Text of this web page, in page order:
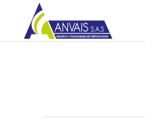
Skip to main content